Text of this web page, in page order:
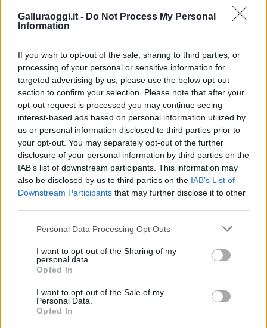
Galluraoggi.it - Do Not Process My Personal
Information
If you wish to opt-out of the sale, sharing to third parties, or
processing of your personal or sensitive information for
targeted advertising by us, please use the below opt-out
section to confirm your selection. Please note that after your
opt-out request is processed you may continue seeing
interest-based ads based on personal information utilized by
us or personal information disclosed to third parties prior to
your opt-out. You may separately opt-out of the further
disclosure of your personal information by third parties on the
IAB’s list of downstream participants. This information may
also be disclosed by us to third parties on the IAB’s List of
Downstream Participants that may further disclose it to other
Please note that this website/app uses one or more Google
not limited to your visit or usage behaviour. You may click to
grant or deny consent to Google and its third-party tags to
use your data for below specified purposes in below Google
consent section.
Personal Data Processing Opt Outs
I want to opt-out of the Sharing of my
personal data.
Opted In
I want to opt-out of the Sale of my
Personal Data.
Opted In
F
a
ce
b
o
o
k
T
w
it
te
r
Pi
n
te
re
st
W
h
at
s
A
p
p
S
h
a
re
Articolo precedente
Prossimo articolo
NOTIZIE RECENTI
La Maddalena, festa per i 30 anni del Diving
center di Tegge
Esce di strada con l’auto ad Arzachena: ferito il